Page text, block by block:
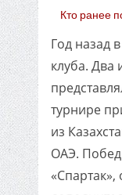
Кто ранее
Год назад
клуба. Два
турнире
из
ОАЭ.